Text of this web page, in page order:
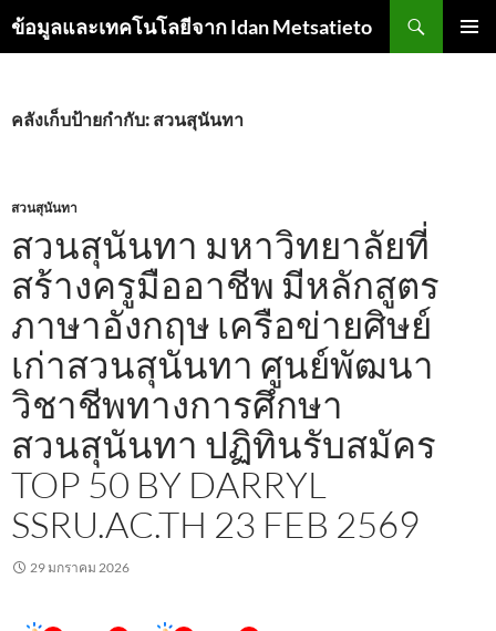
ข้อมูลและเทคโนโลยีจาก Idan Metsatieto
ค้นหา
เนื้อหา
คลังเก็บป้ายกำกับ: สวนสุนันทา
สวนสุนันทา
สวนสุนันทา มหาวิทยาลัยที่
สร้างครูมืออาชีพ มีหลักสูตร
ภาษาอังกฤษ เครือข่ายศิษย์
เก่าสวนสุนันทา ศูนย์พัฒนา
วิชาชีพทางการศึกษา
สวนสุนันทา ปฏิทินรับสมัคร
TOP 50 BY DARRYL
SSRU.AC.TH 23 FEB 2569
29 มกราคม 2026